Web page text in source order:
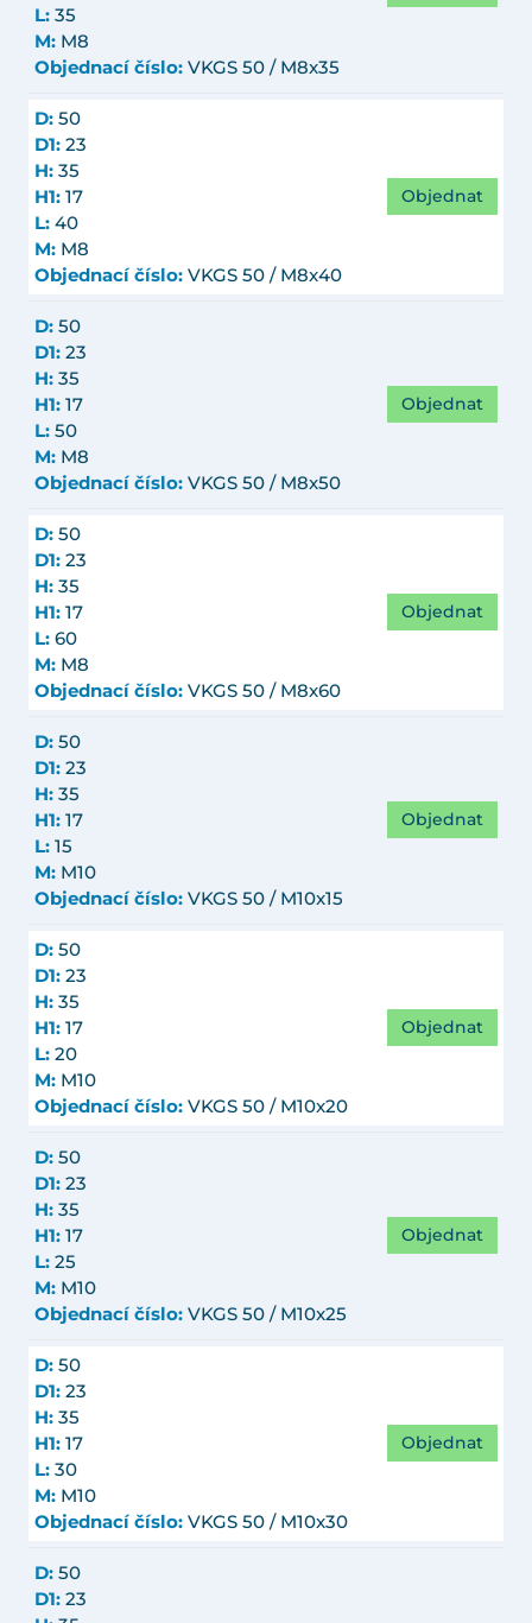
L: 35
M: M8
Objednací číslo: VKGS 50 / M8x35
D: 50
D1: 23
H: 35
H1: 17
L: 40
M: M8
Objednací číslo: VKGS 50 / M8x40
Objednat
D: 50
D1: 23
H: 35
H1: 17
L: 50
M: M8
Objednací číslo: VKGS 50 / M8x50
Objednat
D: 50
D1: 23
H: 35
H1: 17
L: 60
M: M8
Objednací číslo: VKGS 50 / M8x60
Objednat
D: 50
D1: 23
H: 35
H1: 17
L: 15
M: M10
Objednací číslo: VKGS 50 / M10x15
Objednat
D: 50
D1: 23
H: 35
H1: 17
L: 20
M: M10
Objednací číslo: VKGS 50 / M10x20
Objednat
D: 50
D1: 23
H: 35
H1: 17
L: 25
M: M10
Objednací číslo: VKGS 50 / M10x25
Objednat
D: 50
D1: 23
H: 35
H1: 17
L: 30
M: M10
Objednací číslo: VKGS 50 / M10x30
Objednat
D: 50
D1: 23